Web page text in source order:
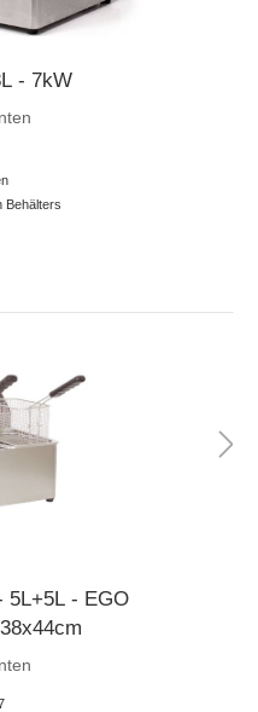
- 7kW
Behälters
5L+5L - EGO